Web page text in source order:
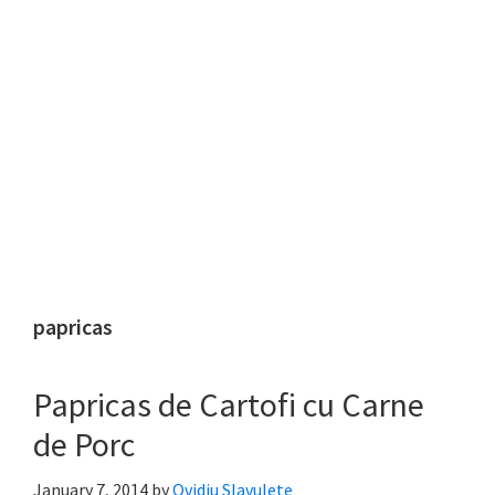
papricas
Papricas de Cartofi cu Carne
de Porc
January 7, 2014 byOvidiu Slavulete